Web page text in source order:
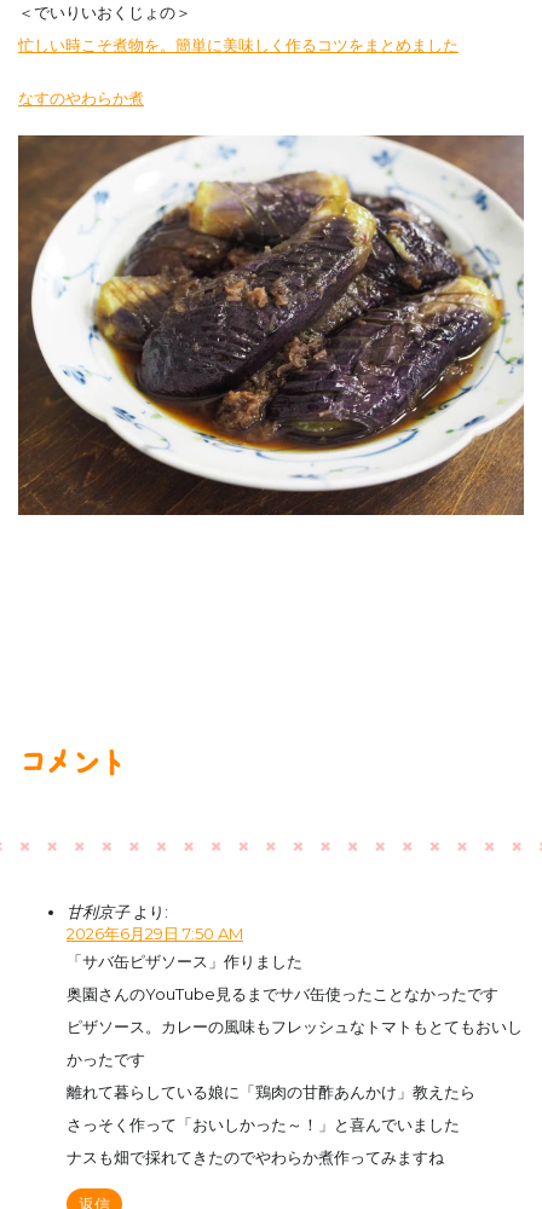
＜でいりいおくじょの＞
忙しい時こそ煮物を。簡単に美味しく作るコツをまとめました
なすのやわらか煮
コメント
甘利京子 より:
2026年6月29日 7:50 AM
「サバ缶ピザソース」作りました
奥園さんのYouTube見るまでサバ缶使ったことなかったです
ピザソース。カレーの風味もフレッシュなトマトもとてもおいし
かったです
離れて暮らしている娘に「鶏肉の甘酢あんかけ」教えたら
さっそく作って「おいしかった～！」と喜んでいました
ナスも畑で採れてきたのでやわらか煮作ってみますね
返信